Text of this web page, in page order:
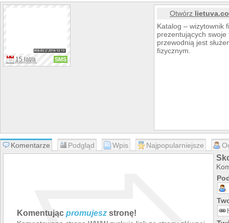
15 lat/a SMS
Otwórz
Katalog – wizytownik
prezentujących
przewodnią jest
fizycznym.
Komentarze Podgląd Wpis Najpopularniejsze
Komentując promujesz stronę!